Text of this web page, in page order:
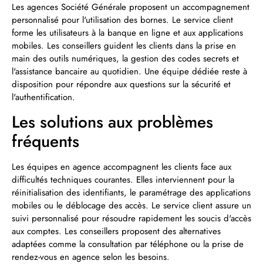
Les agences Société Générale proposent un accompagnement
personnalisé pour l'utilisation des bornes. Le service client
forme les utilisateurs à la banque en ligne et aux applications
mobiles. Les conseillers guident les clients dans la prise en
main des outils numériques, la gestion des codes secrets et
l'assistance bancaire au quotidien. Une équipe dédiée reste à
disposition pour répondre aux questions sur la sécurité et
l'authentification.
Les solutions aux problèmes
fréquents
Les équipes en agence accompagnent les clients face aux
difficultés techniques courantes. Elles interviennent pour la
réinitialisation des identifiants, le paramétrage des applications
mobiles ou le déblocage des accès. Le service client assure un
suivi personnalisé pour résoudre rapidement les soucis d'accès
aux comptes. Les conseillers proposent des alternatives
adaptées comme la consultation par téléphone ou la prise de
rendez-vous en agence selon les besoins.